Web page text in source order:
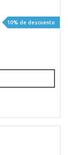
10% de descuento